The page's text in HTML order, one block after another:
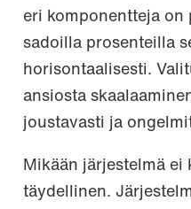
eri komponentteja on
sadoilla prosenteilla
horisontaalisesti.
ansiosta
joustavasti ja
Mikään järjestelmä ei
täydellinen.